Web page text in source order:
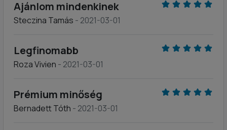
Ajánlom mindenkinek
Steczina Tamás - 2021-03-01
Legfinomabb
Roza Vivien - 2021-03-01
Prémium minőség
Bernadett Tóth - 2021-03-01